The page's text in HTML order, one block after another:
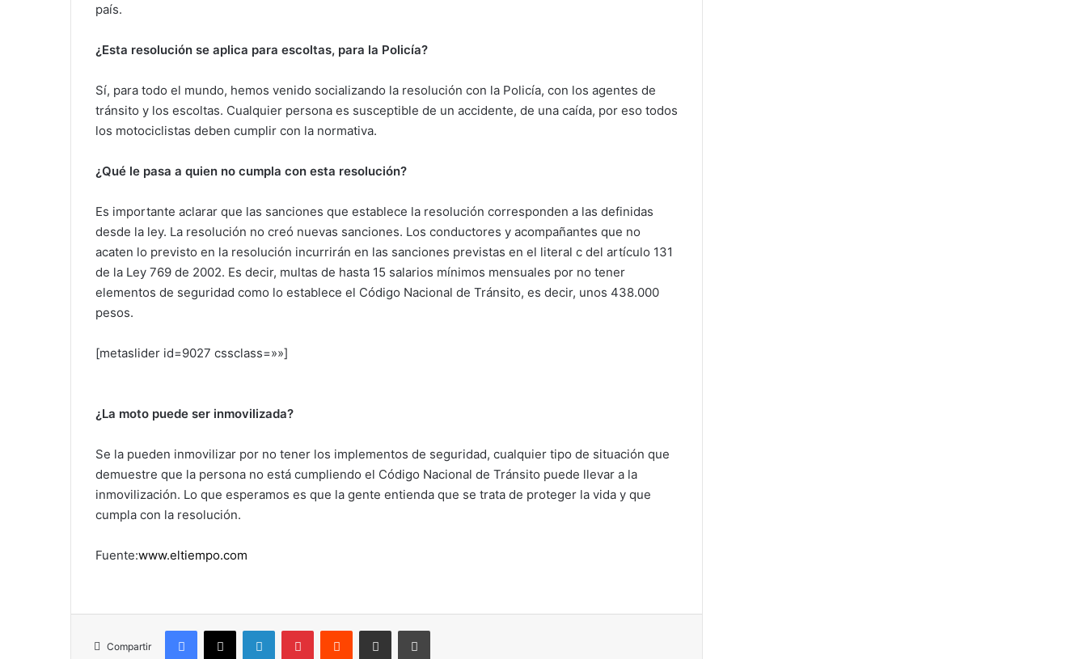
país.
¿Esta resolución se aplica para escoltas, para la Policía?
Sí, para todo el mundo, hemos venido socializando la resolución con la Policía, con los agentes de
tránsito y los escoltas. Cualquier persona es susceptible de un accidente, de una caída, por eso todos
los motociclistas deben cumplir con la normativa.
¿Qué le pasa a quien no cumpla con esta resolución?
Es importante aclarar que las sanciones que establece la resolución corresponden a las definidas
desde la ley. La resolución no creó nuevas sanciones. Los conductores y acompañantes que no
acaten lo previsto en la resolución incurrirán en las sanciones previstas en el literal c del artículo 131
de la Ley 769 de 2002. Es decir, multas de hasta 15 salarios mínimos mensuales por no tener
elementos de seguridad como lo establece el Código Nacional de Tránsito, es decir, unos 438.000
pesos.
[metaslider id=9027 cssclass=»»]
¿La moto puede ser inmovilizada?
Se la pueden inmovilizar por no tener los implementos de seguridad, cualquier tipo de situación que
demuestre que la persona no está cumpliendo el Código Nacional de Tránsito puede llevar a la
inmovilización. Lo que esperamos es que la gente entienda que se trata de proteger la vida y que
cumpla con la resolución.
Fuente:www.eltiempo.com
Compartir
Facebook
X LinkedInPinterestReddit Compartir por correo electrónicoImprimir